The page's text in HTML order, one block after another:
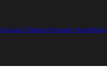
Criação e Desenvolvimento: RapDesign